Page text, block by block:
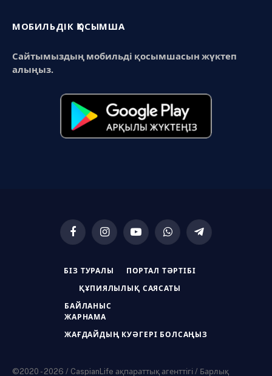
МОБИЛЬДІК ҚОСЫМША
Сайтымыздың мобильді қосымшасын жүктеп
алыңыз.
FacebookInstagramYouTubeWhatsAppTelegram
БІЗ ТУРАЛЫ ПОРТАЛ ТӘРТІБІ
ҚҰПИЯЛЫЛЫҚ САЯСАТЫ
БАЙЛАНЫС
ЖАРНАМА
ЖАҒДАЙДЫҢ КУӘГЕРІ БОЛСАҢЫЗ
©2020 - 2026 / CaspianLife ақпараттық агенттігі / Барлық